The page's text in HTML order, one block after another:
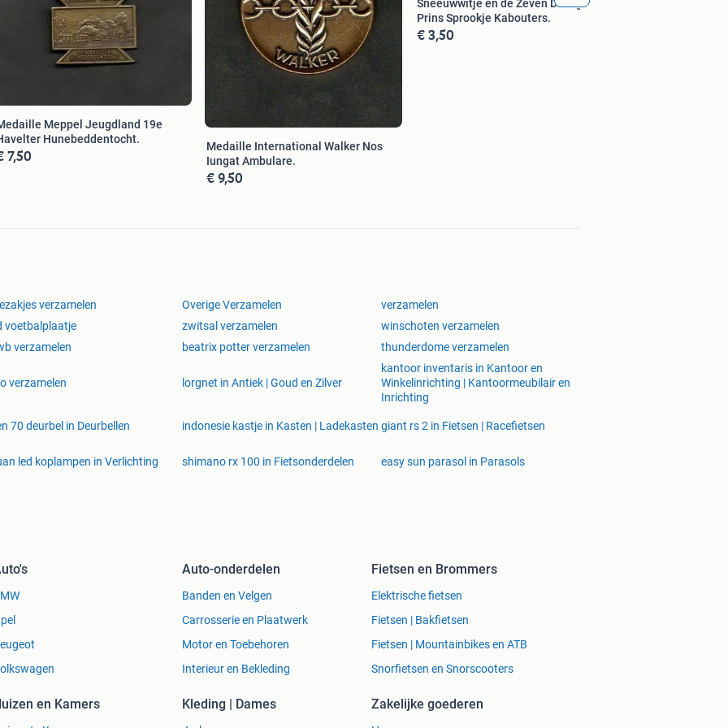
Meppel Jeugdland 19e
Hunebeddentocht.
7,50
Medaille International Walker Nos
Iungat Ambulare.
€ 9,50
Sneeuwwitje en de Zeven Dwergen
Prins Sprookje Kabouters.
€ 3,50
verzamelen Overige Verzamelen
verzamelen
voetbalplaatje
zwitsal verzamelen
winschoten verzamelen
verzamelen
beatrix potter verzamelen thunderdome verzamelen
verzamelen lorgnet in Antiek | Goud en Zilver
kantoor inventaris in Kantoor en
Winkelinrichting | Kantoormeubilair en
Inrichting
70 deurbel in Deurbellen indonesie kastje in Kasten | Ladekasten giant rs 2 in Fietsen | Racefietsen
led koplampen in Verlichting shimano rx 100 in Fietsonderdelen easy sun parasol in Parasols
Auto-onderdelen
Banden en Velgen
Carrosserie en Plaatwerk
Motor en Toebehoren
Interieur en Bekleding
Fietsen en Brommers
Elektrische fietsen
Fietsen | Bakfietsen
Fietsen | Mountainbikes en ATB
Snorfietsen en Snorscooters
en Kamers Kleding | Dames Zakelijke goederen